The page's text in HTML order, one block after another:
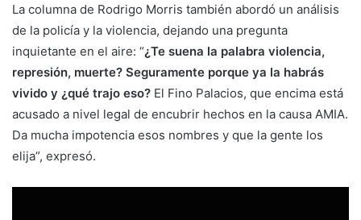
La columna de Rodrigo Morris también abordó un análisis
de la policía y la violencia, dejando una pregunta
inquietante en el aire: “¿Te suena la palabra violencia,
represión, muerte? Seguramente porque ya la habrás
vivido y ¿qué trajo eso? El Fino Palacios, que encima está
acusado a nivel legal de encubrir hechos en la causa AMIA.
Da mucha impotencia esos nombres y que la gente los
elija”, expresó.